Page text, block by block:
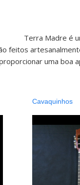
Terra Madre é
feitos
uma boa
Cavaquinhos